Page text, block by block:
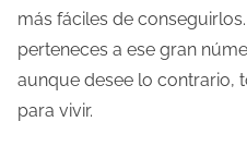
e
c
t
u
más fáciles de
perteneces a ese gran
aunque desee lo contrario,
para vivir.